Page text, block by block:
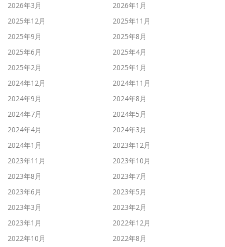
2026年3月
2026年1月
2025年12月
2025年11月
2025年9月
2025年8月
2025年6月
2025年4月
2025年2月
2025年1月
2024年12月
2024年11月
2024年9月
2024年8月
2024年7月
2024年5月
2024年4月
2024年3月
2024年1月
2023年12月
2023年11月
2023年10月
2023年8月
2023年7月
2023年6月
2023年5月
2023年3月
2023年2月
2023年1月
2022年12月
2022年10月
2022年8月